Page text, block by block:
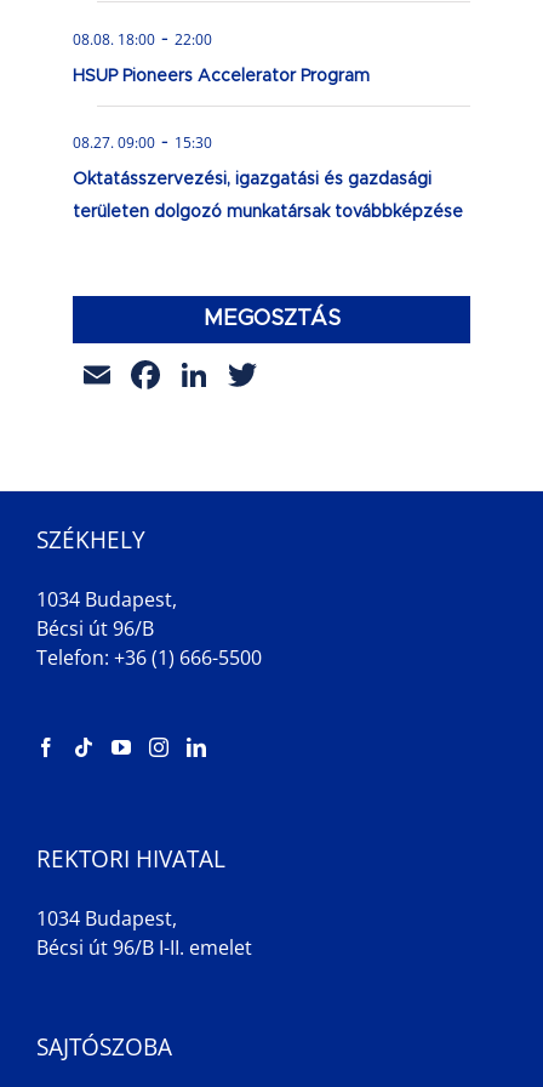
08.08. 18:00 - 22:00
HSUP Pioneers Accelerator Program
08.27. 09:00 - 15:30
Oktatásszervezési, igazgatási és gazdasági
területen dolgozó munkatársak továbbképzése
MEGOSZTÁS
EmailFacebook
LinkedIn
SZÉKHELY
1034 Budapest,
Bécsi út 96/B
Telefon: +36 (1) 666-5500
REKTORI HIVATAL
1034 Budapest,
Bécsi út 96/B I-II. emelet
SAJTÓSZOBA